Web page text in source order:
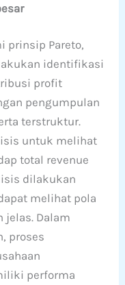
prinsip Pareto,
identifikasi
profit
pengumpulan
terstruktur.
untuk melihat
total revenue
dilakukan
melihat pola
jelas. Dalam
proses
performa